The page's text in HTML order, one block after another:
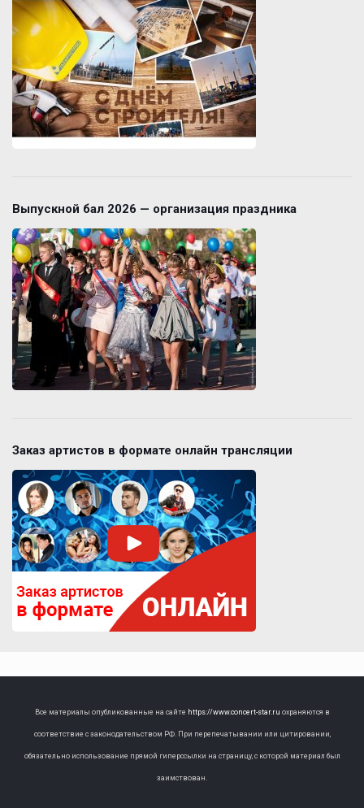
Выпускной бал 2026 — организация праздника
Заказ артистов в формате онлайн трансляции
Все материалы опубликованные на сайте https://www.concert-star.ru охраняются в
соответствие с законодательством РФ. При перепечатывании или цитировании,
обязательно использование прямой гиперссылки на страницу, с которой материал был
заимствован.